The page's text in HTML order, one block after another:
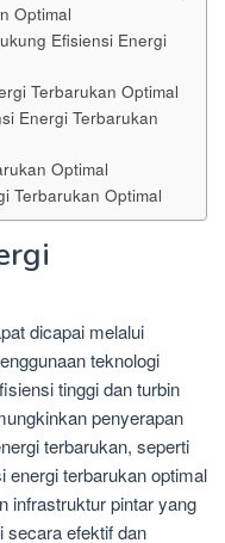
Optimal
Efisiensi Energi
Terbarukan Optimal
Energi Terbarukan
Optimal
Terbarukan Optimal
dicapai melalui
teknologi
tinggi dan turbin
penyerapan
terbarukan, seperti
energi terbarukan optimal
infrastruktur pintar yang
secara efektif dan